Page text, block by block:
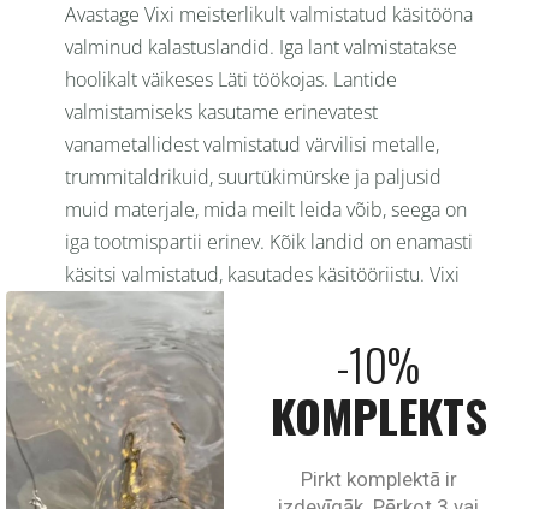
Avastage Vixi meisterlikult valmistatud käsitööna
valminud kalastuslandid. Iga lant valmistatakse
hoolikalt väikeses Läti töökojas. Lantide
valmistamiseks kasutame erinevatest
vanametallidest valmistatud värvilisi metalle,
trummitaldrikuid, suurtükimürske ja paljusid
muid materjale, mida meilt leida võib, seega on
iga tootmispartii erinev. Kõik landid on enamasti
käsitsi valmistatud, kasutades käsitööriistu. Vixi
kalastuslandid sobivad ideaalselt õngitsejatele,
kes hindavad meisterlikkust ja efektiivsust,
ühendades igas tükis traditsiooni ja kire
kalapüügi vastu.
​KATALOOG​ ​KONTAKTID​